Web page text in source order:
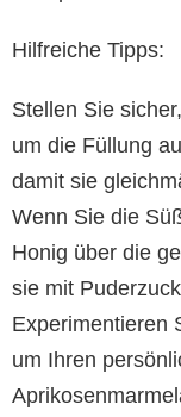
Hilfreiche Tipps:
Stellen Sie
um die Füllung
damit sie
Wenn Sie die
Honig über die
sie mit
Experimentieren
um Ihren